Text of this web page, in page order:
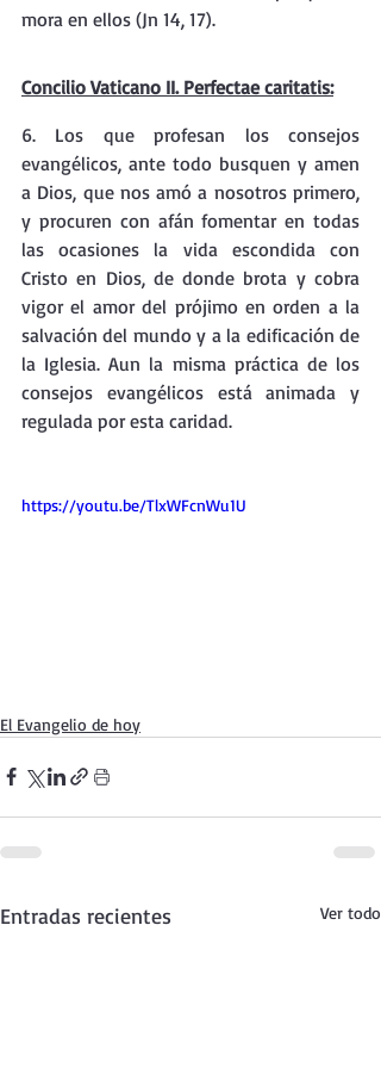
mora en ellos (Jn 14, 17).
Concilio Vaticano II. Perfectae caritatis:
6. Los que profesan los consejos
evangélicos, ante todo busquen y amen
a Dios, que nos amó a nosotros primero,
y procuren con afán fomentar en todas
las ocasiones la vida escondida con
Cristo en Dios, de donde brota y cobra
vigor el amor del prójimo en orden a la
salvación del mundo y a la edificación de
la Iglesia. Aun la misma práctica de los
consejos evangélicos está animada y
regulada por esta caridad.
https://youtu.be/TlxWFcnWu1U
El Evangelio de hoy
Entradas recientes Ver todo